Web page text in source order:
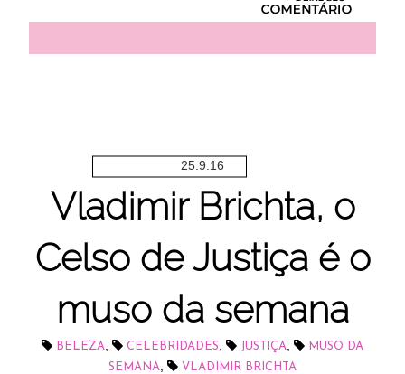
25.9.16
Vladimir Brichta, o
Celso de Justiça é o
muso da semana
BELEZA CELEBRIDADES JUSTIÇA
MUSO DA
SEMANA
VLADIMIR BRICHTA